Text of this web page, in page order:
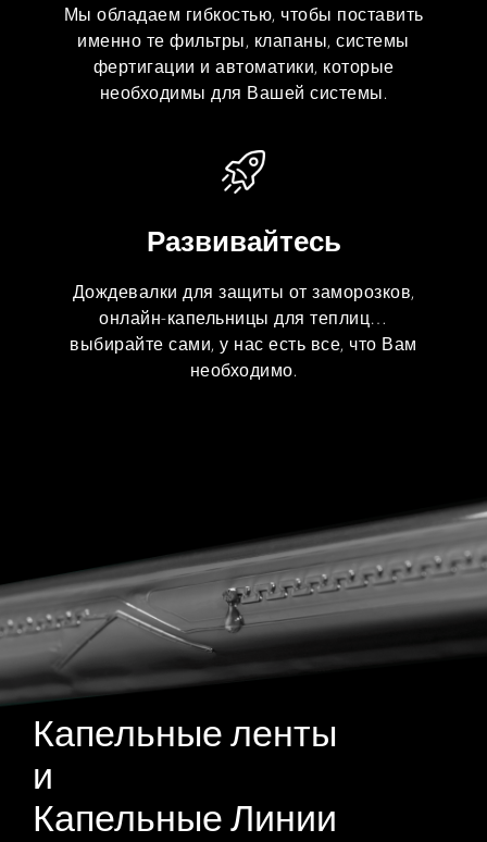
Мы обладаем гибкостью, чтобы поставить
именно те фильтры, клапаны, системы
фертигации и автоматики, которые
необходимы для Вашей системы.
Развивайтесь
Дождевалки для защиты от заморозков,
онлайн-капельницы для теплиц…
выбирайте сами, у нас есть все, что Вам
необходимо.
Капельные ленты
и
Капельные Линии